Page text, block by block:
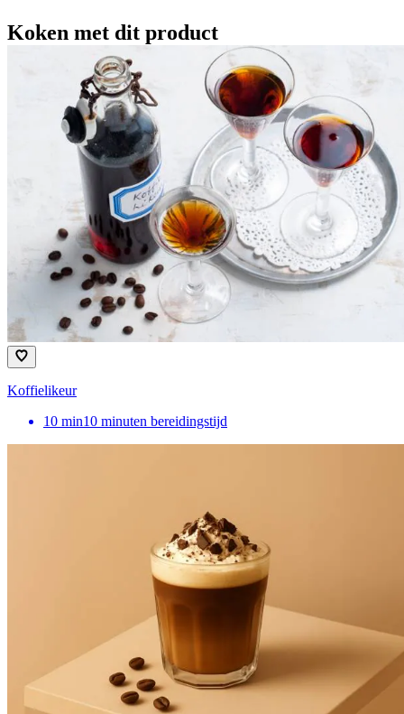
Koken met dit product
Koffielikeur
10 min10 minuten bereidingstijd